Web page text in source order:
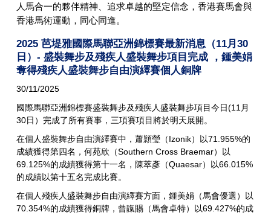
人馬合一的夥伴精神、追求卓越的堅定信念，香港賽馬會與
香港馬術運動，同心同進。
2025 芭堤雅國際馬聯亞洲錦標賽最新消息（11月30
日）- 盛裝舞步及殘疾人盛裝舞步項目完成 ，鍾美娟
奪得殘疾人盛裝舞步自由演繹賽個人銅牌
30/11/2025
國際馬聯亞洲錦標賽盛裝舞步及殘疾人盛裝舞步項目今日(11月
30日）完成了所有賽事，三項賽項目將於明天展開。
在個人盛裝舞步自由演繹賽中，蕭頴瑩（Izonik）以71.955%的
成績獲得第四名，何苑欣（Southern Cross Braemar）以
69.125%的成績獲得第十一名，陳萃彥（Quaesar）以66.015%
的成績以第十五名完成比賽。
在個人殘疾人盛裝舞步自由演繹賽方面，鍾美娟（馬會優選）以
70.354%的成績獲得銅牌，曾靝賜（馬會卓特）以69.427%的成